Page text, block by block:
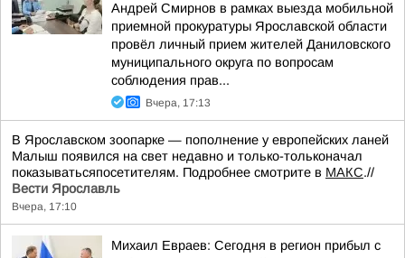
Андрей Смирнов в рамках выезда мобильной
приемной прокуратуры Ярославской области
провёл личный прием жителей Даниловского
муниципального округа по вопросам
соблюдения прав...
Вчера, 17:13
В Ярославском зоопарке — пополнение у европейских ланей
Малыш появился на свет недавно и только-тольконачал
показыватьсяпосетителям. Подробнее смотрите в МАКС.//
Вести Ярославль
Вчера, 17:10
Михаил Евраев: Сегодня в регион прибыл с